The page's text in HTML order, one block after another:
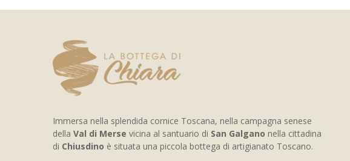
Immersa nella splendida cornice Toscana, nella campagna senese
della Val di Merse vicina al santuario di San Galgano nella cittadina
di Chiusdino è situata una piccola bottega di artigianato Toscano.